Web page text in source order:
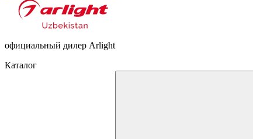
официальный дилер Arlight
Каталог